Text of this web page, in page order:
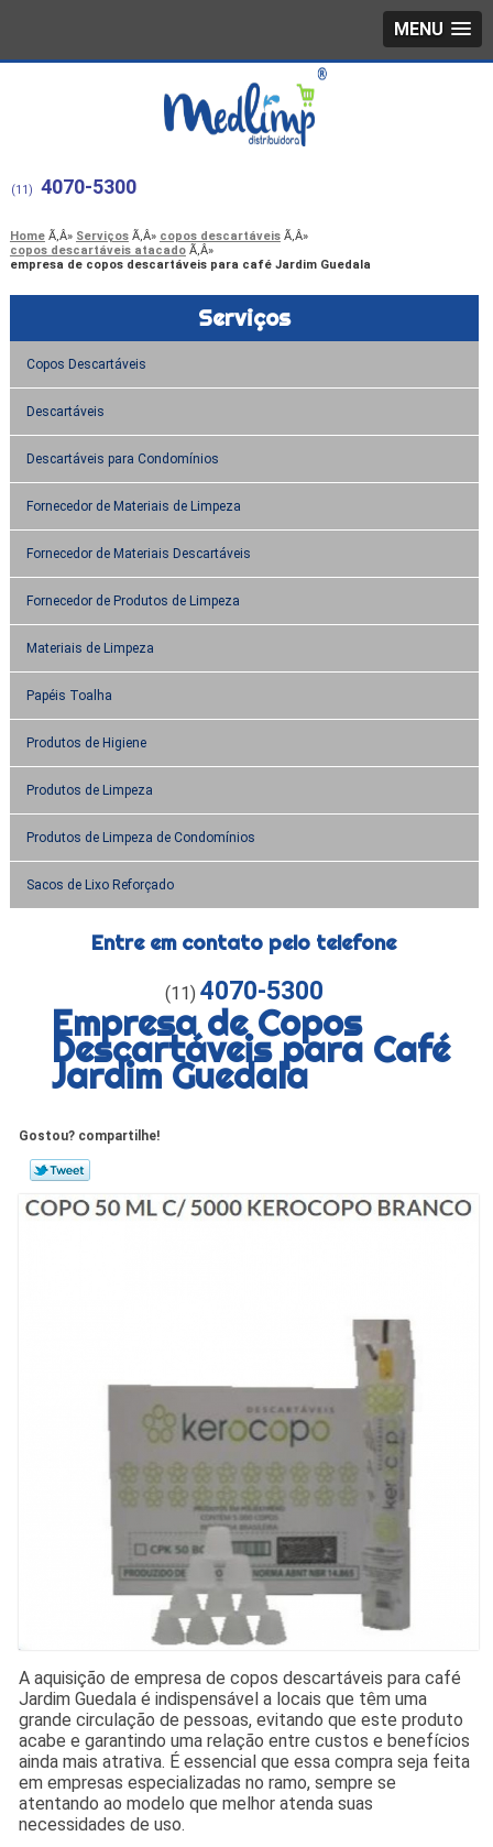
MENU
(11) 4070-5300
Home Serviços
copos descartáveis
copos descartáveis atacado
empresa de copos descartáveis para café Jardim Guedala
Serviços
Copos Descartáveis
Descartáveis
Descartáveis para Condomínios
Fornecedor de Materiais de Limpeza
Fornecedor de Materiais Descartáveis
Fornecedor de Produtos de Limpeza
Materiais de Limpeza
Papéis Toalha
Produtos de Higiene
Produtos de Limpeza
Produtos de Limpeza de Condomínios
Sacos de Lixo Reforçado
Entre em contato pelo telefone
(11) 4070-5300
Empresa de Copos
Descartáveis para Café
Jardim Guedala
Gostou? compartilhe!
A aquisição de empresa de copos descartáveis para café
Jardim Guedala é indispensável a locais que têm uma
grande circulação de pessoas, evitando que este produto
acabe e garantindo uma relação entre custos e benefícios
ainda mais atrativa. É essencial que essa compra seja feita
em empresas especializadas no ramo, sempre se
atentando ao modelo que melhor atenda suas
necessidades de uso.